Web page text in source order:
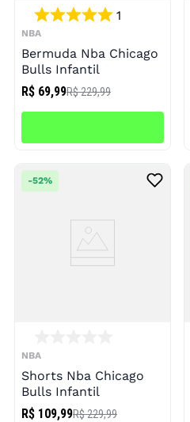
NBA
1
Bermuda Nba Chicago
Bulls Infantil
R$ 69,99R$ 229,99
NBA
Shorts Nba Chicago
Bulls Infantil
R$ 109,99R$ 229,99
-52%